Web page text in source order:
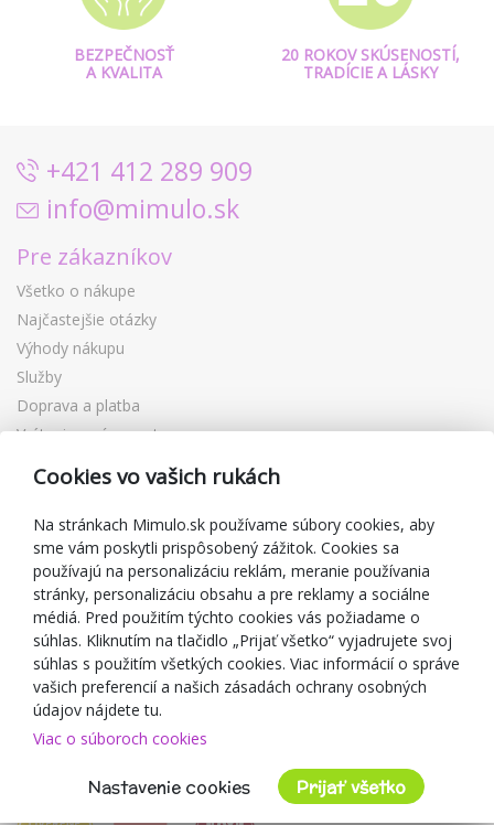
BEZPEČNOSŤ
A KVALITA
20 ROKOV SKÚSENOSTÍ,
TRADÍCIE A LÁSKY
+421 412 289 909
info@mimulo.sk
Pre zákazníkov
Všetko o nákupe
Najčastejšie otázky
Výhody nákupu
Služby
Doprava a platba
Vrátenie a výmena tovaru
Reklamácia
Zľavové kupóny
Blog
O predajcovi
Mimulo.sk
Obchodné podmienky
Ochrana osobných údajov GDPR
Kontakty
Spolupracujeme
Cookies vo vašich rukách
Na stránkach Mimulo.sk používame súbory cookies, aby
sme vám poskytli prispôsobený zážitok. Cookies sa
používajú na personalizáciu reklám, meranie používania
stránky, personalizáciu obsahu a pre reklamy a sociálne
médiá. Pred použitím týchto cookies vás požiadame o
súhlas. Kliknutím na tlačidlo „Prijať všetko“ vyjadrujete svoj
súhlas s použitím všetkých cookies. Viac informácií o správe
vašich preferencií a našich zásadách ochrany osobných
údajov nájdete tu.
Viac o súboroch cookies
Nastavenie cookies Prijať všetko